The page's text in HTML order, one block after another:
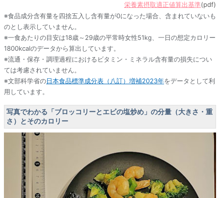
栄養素摂取適正値算出基準(pdf)
※食品成分含有量を四捨五入し含有量が0になった場合、含まれていないも
のとし表示していません。
※一食あたりの目安は18歳～29歳の平常時女性51kg、一日の想定カロリー
1800kcalのデータから算出しています。
※流通・保存・調理過程におけるビタミン・ミネラル含有量の損失につい
ては考慮されていません。
※文部科学省の日本食品標準成分表（八訂）増補2023年をデータとして利
用しています。
写真でわかる「ブロッコリーとエビの塩炒め」の分量（大きさ・重
さ）とそのカロリー